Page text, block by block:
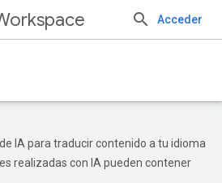
Acceder
IA para traducir contenido a tu idioma
realizadas con IA pueden contener